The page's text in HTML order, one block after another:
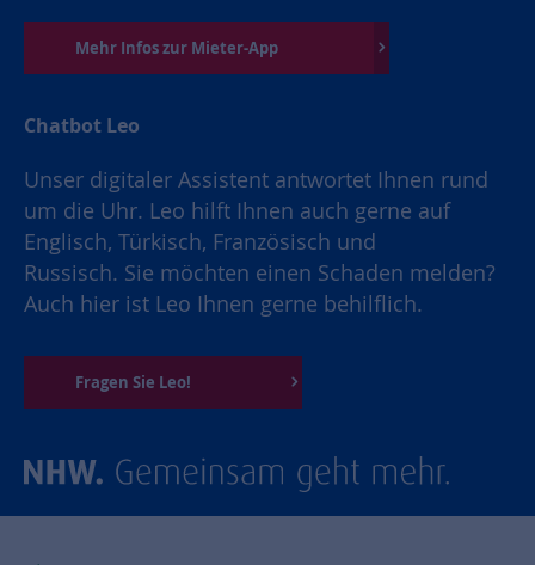
Mehr Infos zur Mieter-App
Chatbot Leo
Unser digitaler Assistent antwortet Ihnen rund
um die Uhr. Leo hilft Ihnen auch gerne auf
Englisch, Türkisch, Französisch und
Russisch. Sie möchten einen Schaden melden?
Auch hier ist Leo Ihnen gerne behilflich.
Fragen Sie Leo!